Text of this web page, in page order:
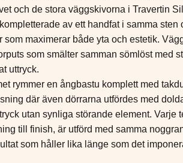
och de stora väggskivorna i Travertin
av ett handfat i samma sten
som maximerar både yta och estetik.
som smälter samman sömlöst med
uttryck.
rymmer en ångbastu komplett med
där även dörrarna utfördes med
utan synliga störande element. Varje
till finish, är utförd med samma
som håller lika länge som det